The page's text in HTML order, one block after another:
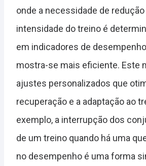
onde a necessidade de
intensidade do treino é
em indicadores de
mostra-se mais eficiente. Este
ajustes personalizados que
recuperação e a adaptação ao
exemplo, a interrupção dos
de um treino quando há uma
no desempenho é uma forma